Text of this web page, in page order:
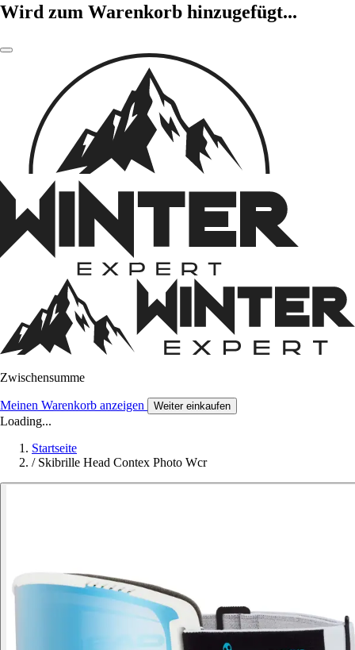
Wird zum Warenkorb hinzugefügt...
Zwischensumme
Meinen Warenkorb anzeigen Weiter einkaufen
Loading...
Startseite
/ Skibrille Head Contex Photo Wcr